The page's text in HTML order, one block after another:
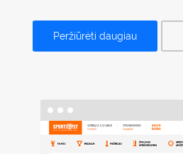
Peržiūrėti daugiau